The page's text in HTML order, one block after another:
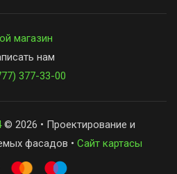
магазин
нам
377-33-00
© 2026 • Проектирование и
фасадов • Сайт картасы